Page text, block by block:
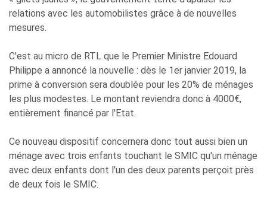
relations avec les automobilistes grâce à de nouvelles
mesures.
C'est au micro de RTL que le Premier Ministre Edouard
Philippe a annoncé la nouvelle : dès le 1er janvier 2019, la
prime à conversion sera doublée pour les 20% de ménages
les plus modestes. Le montant reviendra donc à 4000€,
entièrement financé par l'Etat.
Ce nouveau dispositif concernera donc tout aussi bien un
ménage avec trois enfants touchant le SMIC qu'un ménage
avec deux enfants dont l'un des deux parents perçoit près
de deux fois le SMIC.